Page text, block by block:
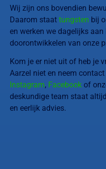
Wij zijn ons bovendien
Daarom staat tungsten bij
en werken we dagelijks aan
doorontwikkelen van onze
Kom je er niet uit of heb je
Aarzel niet en neem
Instagram, Facebook of
deskundige team staat
en eerlijk advies.